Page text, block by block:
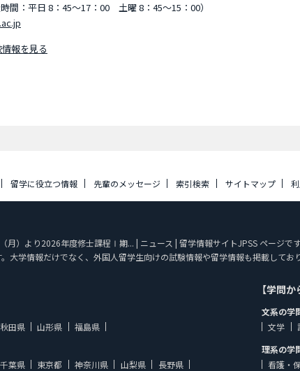
間：平日 8：45～17：00 土曜 8：45～15：00）
報を見る
留学に役立つ情報 先輩のメッセージ 索引検索 サイトマップ
）より2026年度修士課程Ⅰ期... | ニュース | 留学情報サイトJPSS ページで
大学情報だけでなく、外国人留学生向けの試験情報や留学情報も掲載してお
秋田県 山形県
福島県
千葉県 東京都 神奈川県 山梨県
長野県
【学問
文系の学
文学
理系の学
看護・